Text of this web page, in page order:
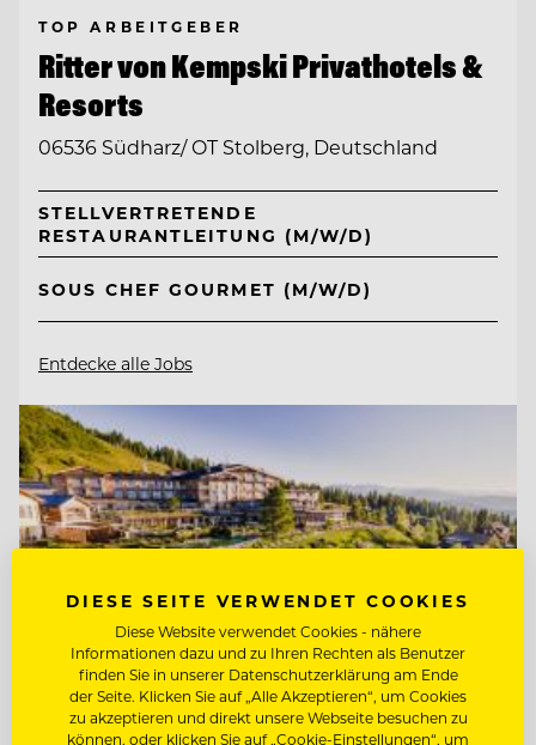
TOP ARBEITGEBER
Ritter von Kempski Privathotels &
Resorts
06536 Südharz/ OT Stolberg, Deutschland
STELLVERTRETENDE
RESTAURANTLEITUNG (M/W/D)
SOUS CHEF GOURMET (M/W/D)
Entdecke alle Jobs
DIESE SEITE VERWENDET COOKIES
Diese Website verwendet Cookies - nähere
Informationen dazu und zu Ihren Rechten als Benutzer
finden Sie in unserer Datenschutzerklärung am Ende
der Seite. Klicken Sie auf „Alle Akzeptieren“, um Cookies
zu akzeptieren und direkt unsere Webseite besuchen zu
können, oder klicken Sie auf „Cookie-Einstellungen“, um